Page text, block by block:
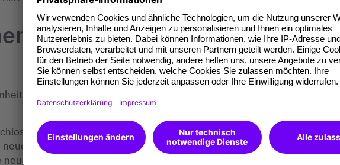
„Hallo, ich bin neu
einen positiven Eindruck zu hinterlassen. Von Anfang an
gegenüber Ihren neuen Kolleg:innen: Stellen Sie Fragen
Aufgaben. Schließlich geht es vor allem darum Neues zu
Gesichter. Halten Sie bei Vorstellungsrunden Blickkontakt und